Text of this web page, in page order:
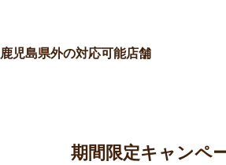
鹿児島県外の対応可能店舗
期間限定キャンペ